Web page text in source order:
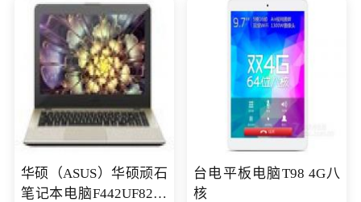
华硕（ASUS）华硕顽石
笔记本电脑F442UF8250
台电平板电脑T98 4G八
核